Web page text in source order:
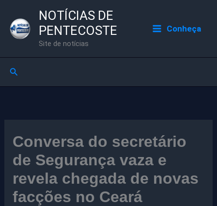
para
NOTÍCIAS DE
PENTECOSTE
Site de notícias
Conheça
Pesquisar
Conversa do secretário
de Segurança vaza e
revela chegada de novas
facções no Ceará